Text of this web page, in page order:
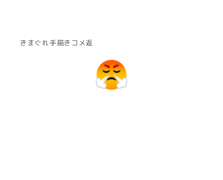
きまぐれ手描きコメ返